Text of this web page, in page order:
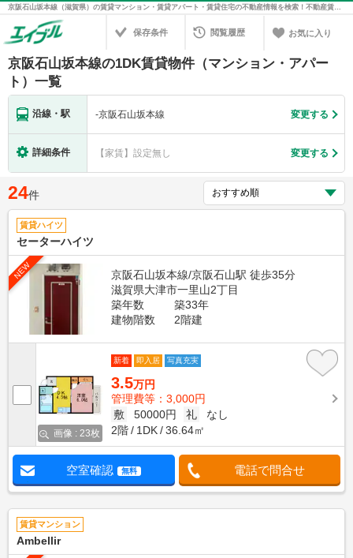
京阪石山坂本線（滋賀県）の賃貸マンション・賃貸アパート・賃貸住宅の不動産情報を検索！不動産賃貸の物件探しは、お部屋探しのエイブル
保存条件 閲覧履歴 お気に入り
京阪石山坂本線の1DK賃貸物件（マンション・アパー
ト）一覧
沿線・駅 -京阪石山坂本線 変更する
詳細条件 【家賃】設定無し 変更する
24件
賃貸ハイツ
セーターハイツ
NEW
京阪石山坂本線/京阪石山駅 徒歩35分
滋賀県大津市一里山2丁目
築年数
築33年
建物階数
2階建
画像 : 23枚
新着 即入居 写真充実
3.5万円
管理費等：3,000円
敷
50000円 礼
なし
2階
1DK 36.64㎡
空室確認 無料 電話で問合せ
賃貸マンション
Ambellir